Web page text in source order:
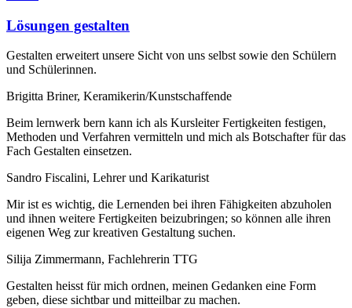
Lösungen gestalten
Gestalten erweitert unsere Sicht von uns selbst sowie den Schülern
und Schülerinnen.
Brigitta Briner, Keramikerin/Kunstschaffende
Beim lernwerk bern kann ich als Kursleiter Fertigkeiten festigen,
Methoden und Verfahren vermitteln und mich als Botschafter für das
Fach Gestal­ten einsetzen.
Sandro Fiscalini, Lehrer und Karikaturist
Mir ist es wichtig, die Lernenden bei ihren Fähigkeiten abzuholen
und ihnen weitere Fertigkeiten beizubringen; so können alle ihren
eigenen Weg zur kreativen Gestaltung suchen.
Silija Zimmermann, Fachlehrerin TTG
Gestalten heisst für mich ordnen, meinen Gedanken eine Form
geben, diese sichtbar und mitteilbar zu machen.